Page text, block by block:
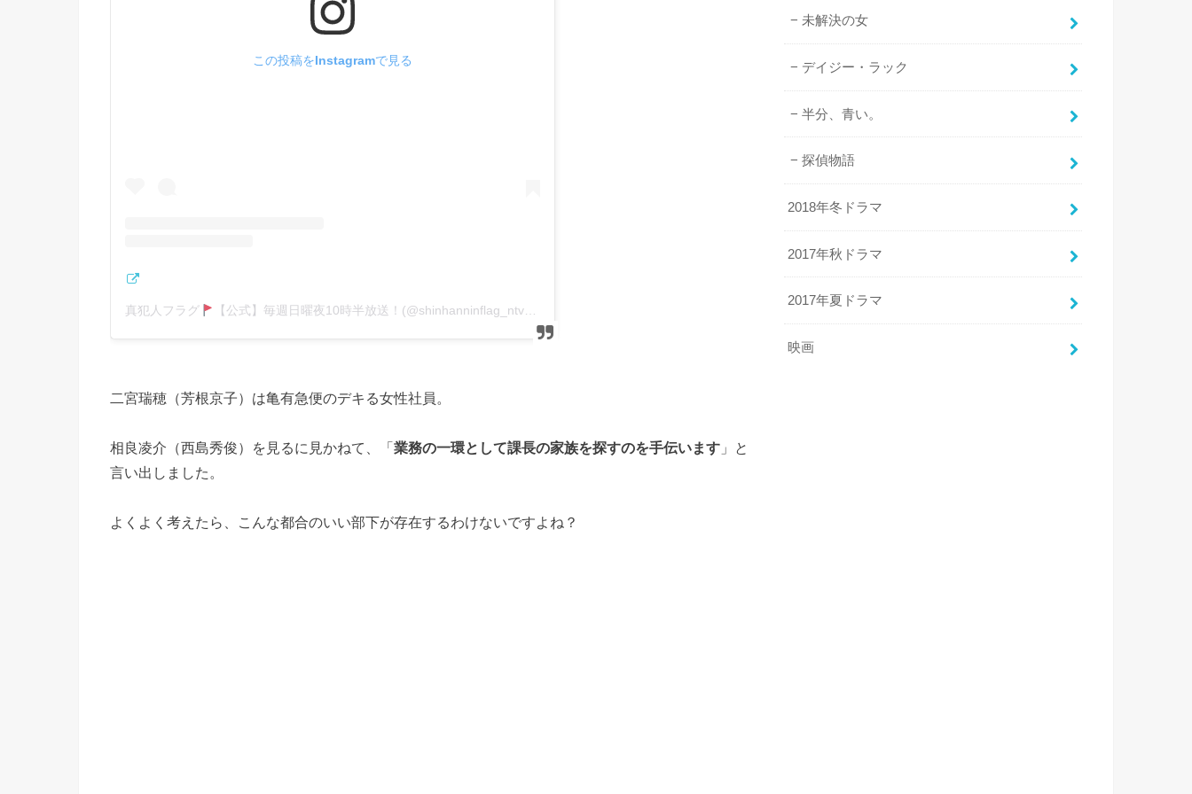
この投稿をInstagramで見る
真犯人フラグ 【公式】毎週日曜夜10時半放送！(@shinhanninflag_ntv)がシェアした投稿
二宮瑞穂（芳根京子）は亀有急便のデキる女性社員。
相良凌介（西島秀俊）を見るに見かねて、「 業務の一環として課長の家族を探すのを手伝います 」と
言い出しました。
よくよく考えたら、こんな都合のいい部下が存在するわけないですよね？
未解決の女
デイジー・ラック
半分、青い。
探偵物語
2018年冬ドラマ
2017年秋ドラマ
2017年夏ドラマ
映画